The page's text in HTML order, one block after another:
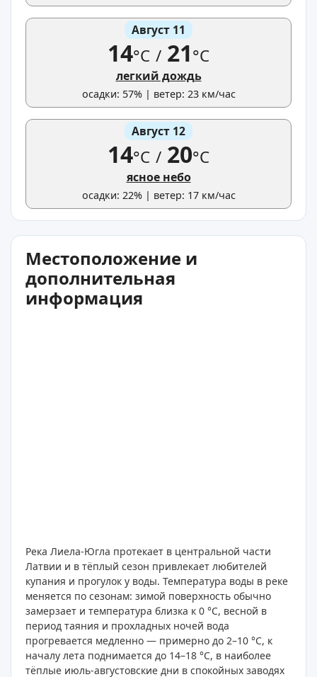
Август 11
14°C / 21°C
легкий дождь
осадки: 57% | ветер: 23 км/час
Август 12
14°C / 20°C
ясное небо
осадки: 22% | ветер: 17 км/час
Местоположение и
дополнительная
информация
Река Лиела-Югла протекает в центральной части
Латвии и в тёплый сезон привлекает любителей
купания и прогулок у воды. Температура воды в реке
меняется по сезонам: зимой поверхность обычно
замерзает и температура близка к 0 °C, весной в
период таяния и прохладных ночей вода
прогревается медленно — примерно до 2–10 °C, к
началу лета поднимается до 14–18 °C, в наиболее
тёплые июль-августовские дни в спокойных заводях